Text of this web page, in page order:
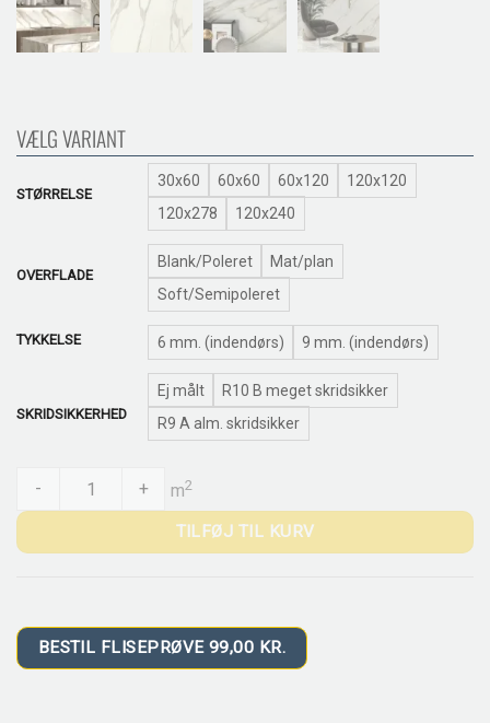
VÆLG VARIANT
STØRRELSE
30x60 60x60 60x120
120x120
120x278
120x240
OVERFLADE
Blank/Poleret
Mat/plan
Soft/Semipoleret
TYKKELSE 6 mm. (indendørs) 9 mm. (indendørs)
SKRIDSIKKERHED
Ej målt
R10 B meget skridsikker
R9 A alm. skridsikker
Modena Modern Calacatta Bernini quantity
- + m2
TILFØJ TIL KURV
BESTIL FLISEPRØVE 99,00 KR.